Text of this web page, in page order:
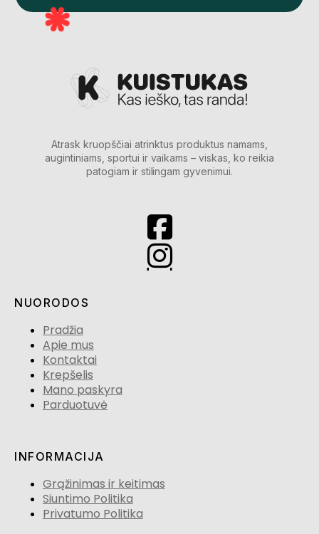
Atrask kruopščiai atrinktus produktus namams,
augintiniams, sportui ir vaikams – viskas, ko reikia
patogiam ir stilingam gyvenimui.
NUORODOS
Pradžia
Apie mus
Kontaktai
Krepšelis
Mano paskyra
Parduotuvė
INFORMACIJA
Grąžinimas ir keitimas
Siuntimo Politika
Privatumo Politika